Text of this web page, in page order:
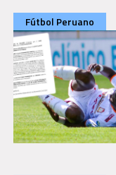
Fútbol Peruano